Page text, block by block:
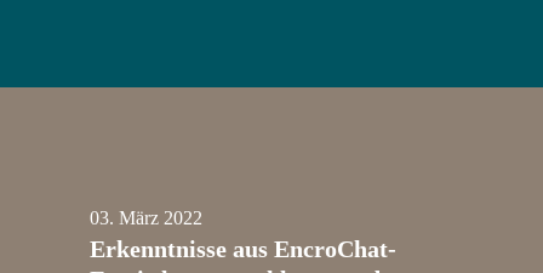
03. März 2022
Erkenntnisse aus EncroChat-